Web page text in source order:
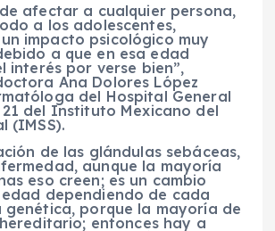
afectar a cualquier persona,
a los adolescentes,
impacto psicológico muy
a que en esa edad
interés por verse bien”,
Ana Dolores López
del Hospital General
del Instituto Mexicano del
(IMSS).
de las glándulas sebáceas,
aunque la mayoría
eso creen; es un cambio
dependiendo de cada
genética, porque la mayoría de
hereditario; entonces hay a